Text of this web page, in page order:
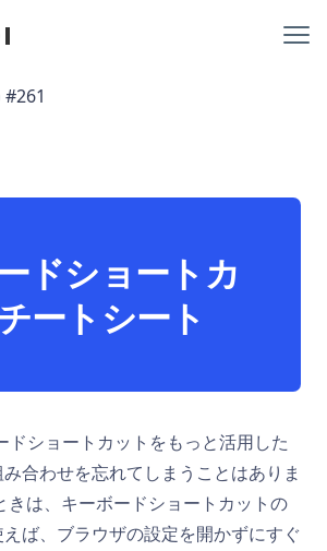
#261
ドショートカ
ートシート
ドショートカットをもっと活用した
合わせを忘れてしまうことはありま
きは、キーボードショートカットの
ば、ブラウザの設定を開かずにすぐ